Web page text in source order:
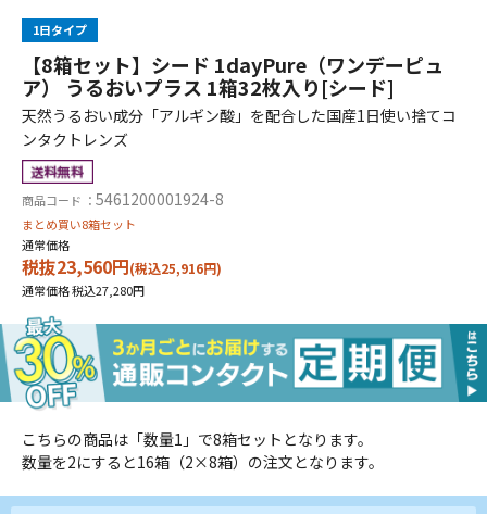
1日タイプ
【8箱セット】シード 1dayPure（ワンデーピュ
ア） うるおいプラス 1箱32枚入り[シード]
天然うるおい成分「アルギン酸」を配合した国産1日使い捨てコ
ンタクトレンズ
商品コード ： 5461200001924-8
まとめ買い8箱セット
通常価格
税抜23,560円(税込25,916円)
通常価格 税込27,280円
こちらの商品は「数量1」で8箱セットとなります。
数量を2にすると16箱（2×8箱）の注文となります。